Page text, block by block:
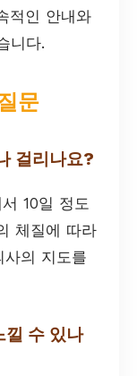
적인 안내와
니다.
문
걸리나요?
10일 정도
체질에 따라
의 지도를
낄 수 있나